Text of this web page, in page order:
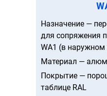
Назначение —
для сопряжения
WA1 (в наружном
Материал —
Покрытие —
таблице RAL